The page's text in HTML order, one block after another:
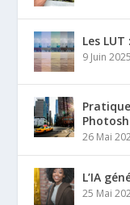
Les
9 Juin 2025
26 Mai
L’IA
25 Mai